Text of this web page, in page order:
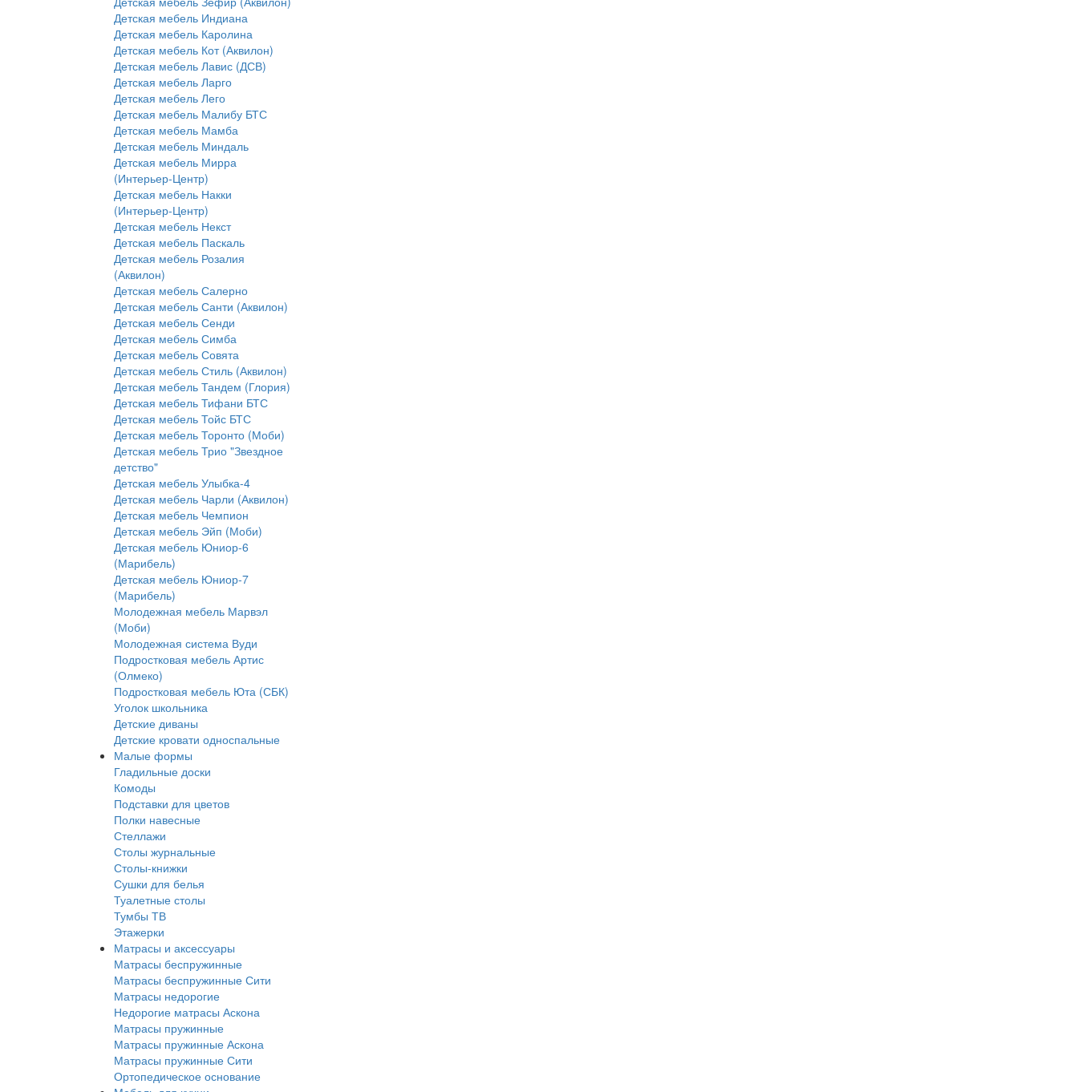
Детская мебель Индиана
Детская мебель Каролина
Детская мебель Кот (Аквилон)
Детская мебель Лавис (ДСВ)
Детская мебель Ларго
Детская мебель Лего
Детская мебель Малибу БТС
Детская мебель Мамба
Детская мебель Миндаль
Детская мебель Мирра
(Интерьер-Центр)
Детская мебель Накки
(Интерьер-Центр)
Детская мебель Некст
Детская мебель Паскаль
Детская мебель Розалия
(Аквилон)
Детская мебель Салерно
Детская мебель Санти (Аквилон)
Детская мебель Сенди
Детская мебель Симба
Детская мебель Совята
Детская мебель Стиль (Аквилон)
Детская мебель Тандем (Глория)
Детская мебель Тифани БТС
Детская мебель Тойс БТС
Детская мебель Торонто (Моби)
Детская мебель Трио "Звездное
детство"
Детская мебель Улыбка-4
Детская мебель Чарли (Аквилон)
Детская мебель Чемпион
Детская мебель Эйп (Моби)
Детская мебель Юниор-6
(Марибель)
Детская мебель Юниор-7
(Марибель)
Молодежная мебель Марвэл
(Моби)
Молодежная система Вуди
Подростковая мебель Артис
(Олмеко)
Подростковая мебель Юта (СБК)
Уголок школьника
Детские диваны
Детские кровати односпальные
Малые формы
Гладильные доски
Комоды
Подставки для цветов
Полки навесные
Стеллажи
Столы журнальные
Столы-книжки
Сушки для белья
Туалетные столы
Тумбы ТВ
Этажерки
Матрасы и аксессуары
Матрасы беспружинные
Матрасы беспружинные Сити
Матрасы недорогие
Недорогие матрасы Аскона
Матрасы пружинные
Матрасы пружинные Аскона
Матрасы пружинные Сити
Ортопедическое основание